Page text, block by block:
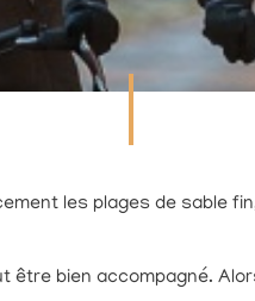
les plages de sable
être bien accompagné.